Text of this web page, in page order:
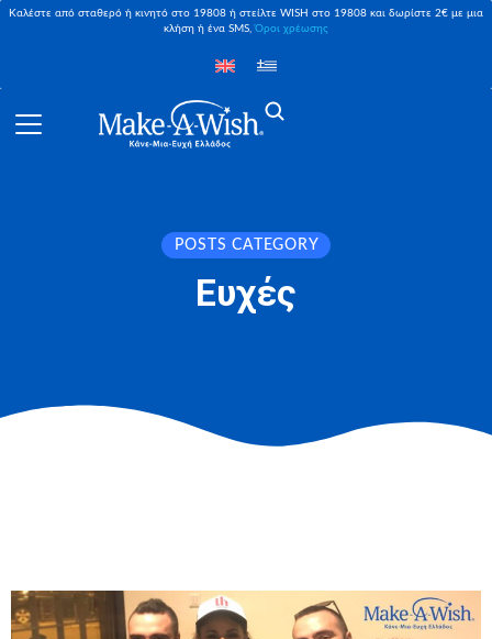
Καλέστε από σταθερό ή κινητό στο 19808 ή στείλτε WISH στο 19808 και δωρίστε 2€ με μια
κλήση ή ένα SMS,Όροι χρέωσης
POSTS CATEGORY
Ευχές